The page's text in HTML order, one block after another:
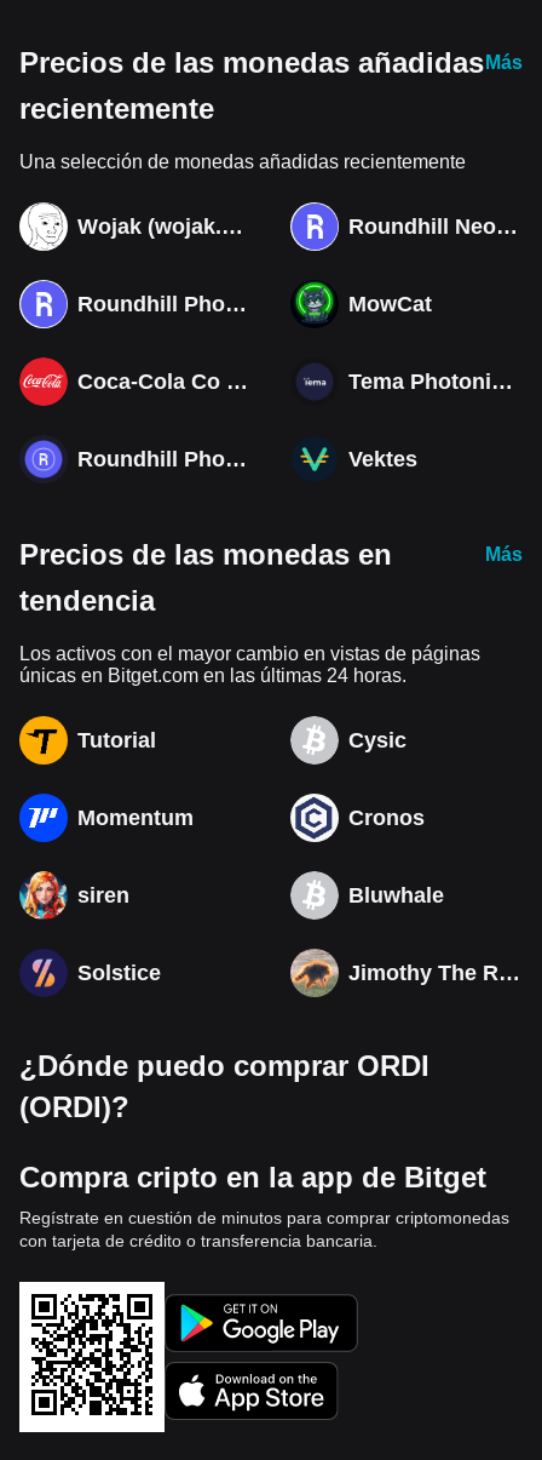
Precios de las monedas añadidas
recientemente
Más
Una selección de monedas añadidas recientemente
Wojak (wojak.art) Roundhill Neocloud ETF (Derivatives)
Roundhill Photonics & Optics ETF (Derivatives) MowCat
Coca-Cola Co (Derivatives) Tema Photonics & Optical ETF
Roundhill Photonics & Optics ETF Vektes
Precios de las monedas en
tendencia
Más
Los activos con el mayor cambio en vistas de páginas
únicas en Bitget.com en las últimas 24 horas.
Tutorial Cysic
Momentum Cronos
siren Bluwhale
Solstice Jimothy The Raccoon
¿Dónde puedo comprar ORDI
(ORDI)?
Compra cripto en la app de Bitget
Regístrate en cuestión de minutos para comprar criptomonedas
con tarjeta de crédito o transferencia bancaria.